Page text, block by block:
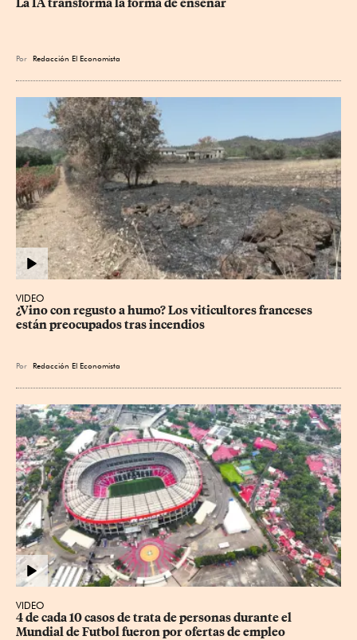
La IA transforma la forma de enseñar
Por Redacción El Economista
VIDEO
¿Vino con regusto a humo? Los viticultores franceses
están preocupados tras incendios
Por Redacción El Economista
VIDEO
4 de cada 10 casos de trata de personas durante el
Mundial de Futbol fueron por ofertas de empleo